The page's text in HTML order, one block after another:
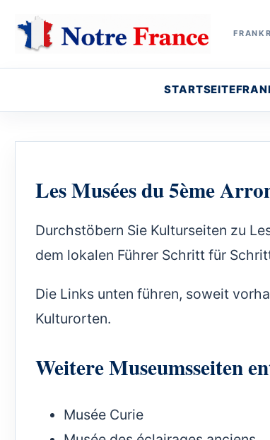
STARTSEITE
Les Musées du 5ème
Durchstöbern Sie Kulturseiten zu
dem lokalen Führer Schritt für
Die Links unten führen, soweit
Kulturorten.
Weitere Museumsseiten
Musée Curie